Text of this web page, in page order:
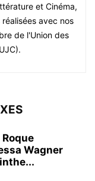
et Cinéma,
avec nos
de l'Union des
Wagner